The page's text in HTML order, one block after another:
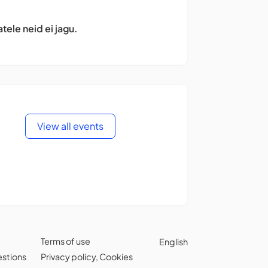
neid ei jagu.
View all events
Terms of use
Privacy policy, Cookies
English